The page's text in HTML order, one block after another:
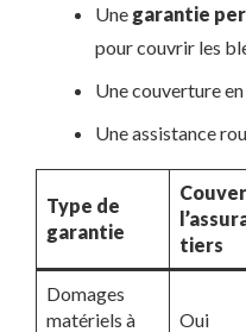
Une garantie
pour couvrir les
Une couverture en
Une assistance
Type de
garantie
tiers
Domages
matériels à
Oui